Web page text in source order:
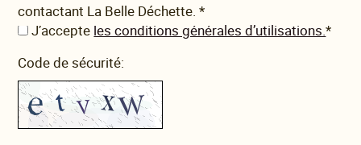
contactant La Belle Déchette.*
J’accepte les conditions générales d’utilisations.*
Code de sécurité: